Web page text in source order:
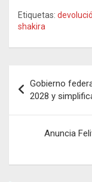
Etiquetas:
shakira
de
entradas
Gobierno
2028 y
Anuncia